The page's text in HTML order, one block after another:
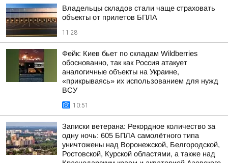
Владельцы складов стали чаще страховать
объекты от прилетов БПЛА
11:28
Фейк: Киев бьет по складам Wildberries
обоснованно, так как Россия атакует
аналогичные объекты на Украине,
«прикрываясь» их использованием для нужд
ВСУ
10:51
Записки ветерана: Рекордное количество за
одну ночь: 605 БПЛА самолётного типа
уничтожены над Воронежской, Белгородской,
Ростовской, Курской областями, а также над